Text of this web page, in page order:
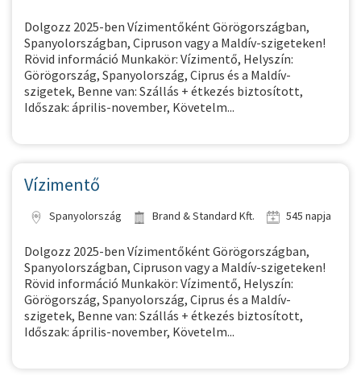
Dolgozz 2025-ben Vízimentőként Görögországban,
Spanyolországban, Cipruson vagy a Maldív-szigeteken!
Rövid információ Munkakör: Vízimentő, Helyszín:
Görögország, Spanyolország, Ciprus és a Maldív-
szigetek, Benne van: Szállás + étkezés biztosított,
Időszak: április-november, Követelm...
Vízimentő
Spanyolország Brand & Standard Kft. 545 napja
Dolgozz 2025-ben Vízimentőként Görögországban,
Spanyolországban, Cipruson vagy a Maldív-szigeteken!
Rövid információ Munkakör: Vízimentő, Helyszín:
Görögország, Spanyolország, Ciprus és a Maldív-
szigetek, Benne van: Szállás + étkezés biztosított,
Időszak: április-november, Követelm...